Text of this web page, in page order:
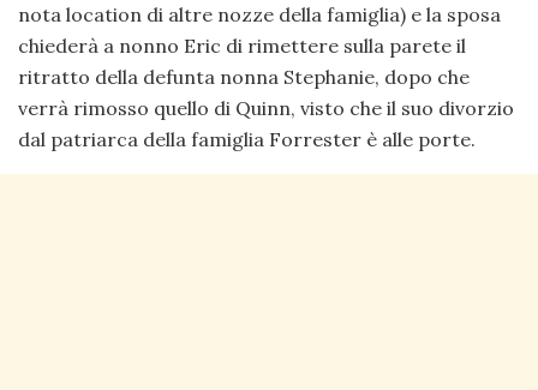
nota location di altre nozze della famiglia) e la sposa
chiederà a nonno Eric di rimettere sulla parete il
ritratto della defunta nonna Stephanie, dopo che
verrà rimosso quello di Quinn, visto che il suo divorzio
dal patriarca della famiglia Forrester è alle porte.